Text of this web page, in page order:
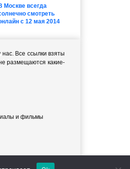
Москве всегда
смотреть
с 12 мая 2014
Все ссылки взяты
размещаются какие-
и фильмы